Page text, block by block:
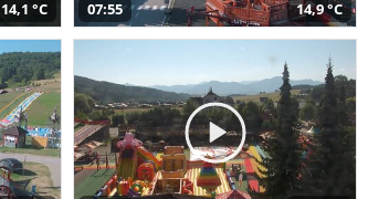
14,1 °C 07:55 14,9 °C